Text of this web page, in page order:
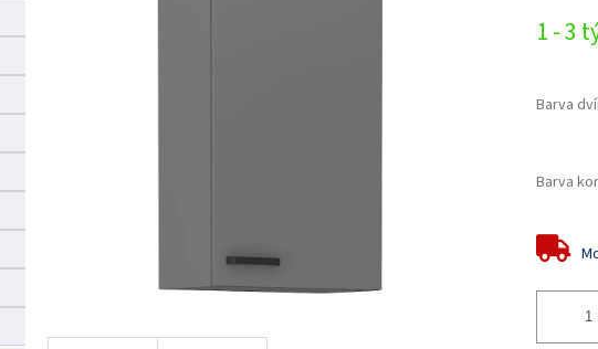
cena:
1 - 3
Barva
Barva